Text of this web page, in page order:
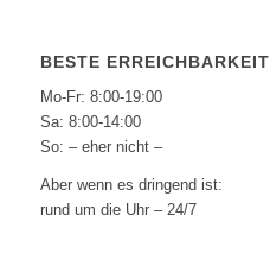
BESTE ERREICHBARKEIT
Mo-Fr: 8:00-19:00
Sa: 8:00-14:00
So: – eher nicht –
Aber wenn es dringend ist:
rund um die Uhr – 24/7